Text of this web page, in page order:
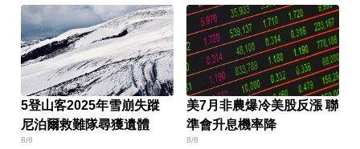
5登山客2025年雪崩失蹤
尼泊爾救難隊尋獲遺體
8/8
美7月非農爆冷美股反漲 聯
準會升息機率降
8/8